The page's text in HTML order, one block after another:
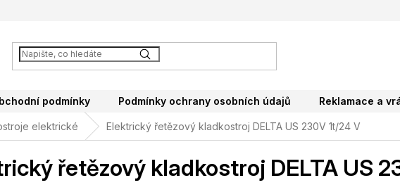
podmínky Podmínky ochrany osobních údajů Reklamace a
elektrické Elektrický řetězový kladkostroj DELTA US 230V 1t/24 V
řetězový kladkostroj DELTA US